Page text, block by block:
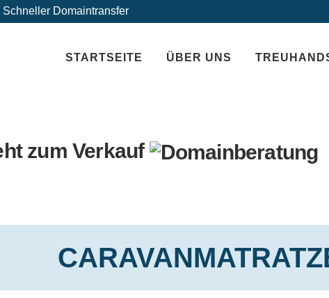
Schneller Domaintransfer
STARTSEITE ÜBER UNS
zum Verkauf